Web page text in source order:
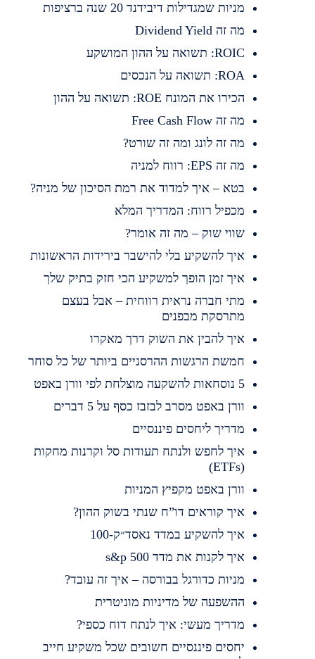
מניות שמגדילות דיבידנד 20 שנה ברציפות
מה זה Dividend Yield
ROIC: תשואה על ההון המושקע
ROA: תשואה על הנכסים
הכירו את המונח ROE: תשואה על ההון
מה זה Free Cash Flow
מה זה לונג ומה זה שורט?
מה זה EPS: רווח למניה
בטא – איך למדוד את רמת הסיכון של מניה?
מכפיל רווח: המדריך המלא
שווי שוק – מה זה אומר?
איך להשקיע בלי להישבר בירידות הראשונות
איך זמן הופך למשקיע הכי חזק בתיק שלך
מתי חברה נראית רווחית – אבל בעצם
מתרסקת מבפנים
איך להבין את השוק דרך מאקרו
חמשת הרגשות ההרסניים ביותר של כל סוחר
5 נוסחאות להשקעה מוצלחת לפי וורן באפט
וורן באפט מסרב לבזבז כסף על 5 דברים
מדריך ליחסים פיננסיים
איך לחפש ולנתח תעודות סל וקרנות מחקות
(ETFs)
וורן באפט מקפיץ המניות
איך קוראים דו”ח שנתי בשוק ההון?
איך להשקיע במדד נאסד״ק-100
איך לקנות את מדד s&p 500
מניות כדורגל בבורסה – איך זה עובד?
ההשפעה של מדיניות מוניטרית
מדריך מעשי: איך לנתח דוח כספי?
יחסים פיננסיים חשובים שכל משקיע חייב